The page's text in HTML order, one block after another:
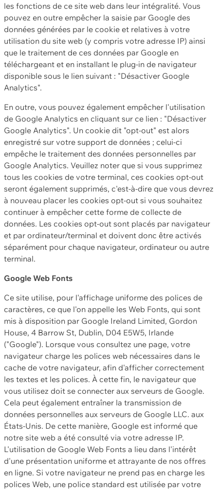
les fonctions de ce site web dans leur intégralité. Vous
pouvez en outre empêcher la saisie par Google des
données générées par le cookie et relatives à votre
utilisation du site web (y compris votre adresse IP) ainsi
que le traitement de ces données par Google en
téléchargeant et en installant le plug-in de navigateur
disponible sous le lien suivant : "Désactiver Google
Analytics".
En outre, vous pouvez également empêcher l'utilisation
de Google Analytics en cliquant sur ce lien : "Désactiver
Google Analytics". Un cookie dit "opt-out" est alors
enregistré sur votre support de données ; celui-ci
empêche le traitement des données personnelles par
Google Analytics. Veuillez noter que si vous supprimez
tous les cookies de votre terminal, ces cookies opt-out
seront également supprimés, c'est-à-dire que vous devrez
à nouveau placer les cookies opt-out si vous souhaitez
continuer à empêcher cette forme de collecte de
données. Les cookies opt-out sont placés par navigateur
et par ordinateur/terminal et doivent donc être activés
séparément pour chaque navigateur, ordinateur ou autre
terminal.
Google Web Fonts
Ce site utilise, pour l'affichage uniforme des polices de
caractères, ce que l'on appelle les Web Fonts, qui sont
mis à disposition par Google Ireland Limited, Gordon
House, 4 Barrow St, Dublin, D04 E5W5, Irlande
("Google"). Lorsque vous consultez une page, votre
navigateur charge les polices web nécessaires dans le
cache de votre navigateur, afin d'afficher correctement
les textes et les polices. À cette fin, le navigateur que
vous utilisez doit se connecter aux serveurs de Google.
Cela peut également entraîner la transmission de
données personnelles aux serveurs de Google LLC. aux
États-Unis. De cette manière, Google est informé que
notre site web a été consulté via votre adresse IP.
L'utilisation de Google Web Fonts a lieu dans l'intérêt
d'une présentation uniforme et attrayante de nos offres
en ligne. Si votre navigateur ne prend pas en charge les
polices Web, une police standard est utilisée par votre